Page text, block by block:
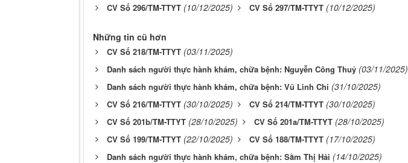
CV Số 296/TM-TTYT (10/12/2025) CV Số 297/TM-TTYT (10/12/2025)
Những tin cũ hơn
CV Số 218/TM-TTYT (03/11/2025)
Danh sách người thực hành khám, chữa bệnh: Nguyễn Công Thuỷ (03/11/2025)
Danh sách người thực hành khám, chữa bệnh: Vũ Linh Chi (31/10/2025)
CV Số 216/TM-TTYT (30/10/2025) CV Số 214/TM-TTYT (30/10/2025)
CV Số 201b/TM-TTYT (28/10/2025) CV Số 201a/TM-TTYT (28/10/2025)
CV Số 199/TM-TTYT (22/10/2025) CV Số 188/TM-TTYT (17/10/2025)
Danh sách người thực hành khám, chữa bệnh: Sằm Thị Hải (14/10/2025)